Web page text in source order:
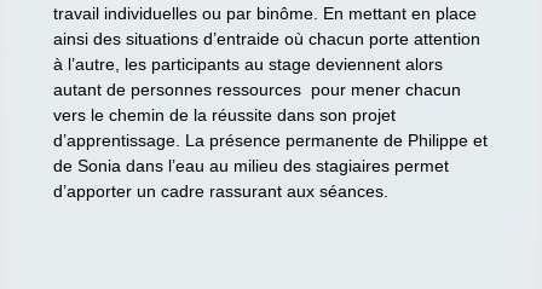
travail individuelles ou par binôme. En mettant en place
ainsi des situations d’entraide où chacun porte attention
à l’autre, les participants au stage deviennent alors
autant de personnes ressources pour mener chacun
vers le chemin de la réussite dans son projet
d’apprentissage. La présence permanente de Philippe et
de Sonia dans l’eau au milieu des stagiaires permet
d’apporter un cadre rassurant aux séances.